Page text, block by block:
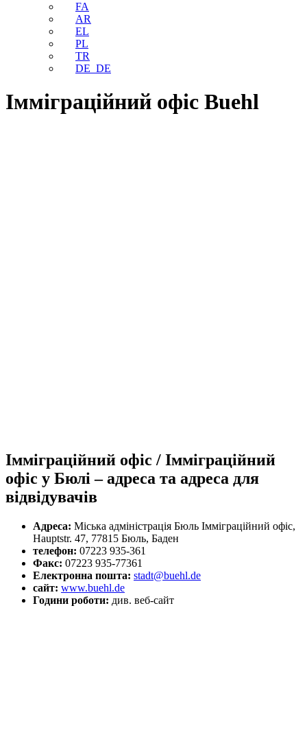
FA
AR
EL
PL
TR
DE_DE
Імміграційний офіс Buehl
Імміграційний офіс / Імміграційний
офіс у Бюлі – адреса та адреса для
відвідувачів
Адреса: Міська адміністрація Бюль Імміграційний офіс,
Hauptstr. 47, 77815 Бюль, Баден
телефон: 07223 935-361
Факс: 07223 935-77361
Електронна пошта: stadt@buehl.de
сайт: www.buehl.de
Години роботи: див. веб-сайт